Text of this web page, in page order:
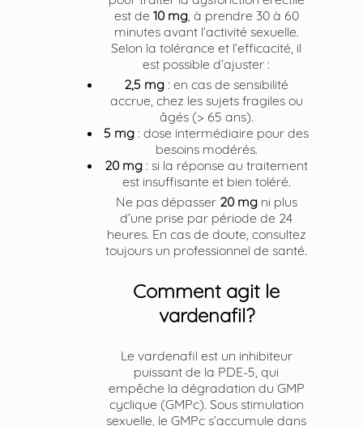
est de 10 mg, à prendre 30 à 60
minutes avant l’activité sexuelle.
Selon la tolérance et l’efficacité, il
est possible d’ajuster :
2,5 mg : en cas de sensibilité
accrue, chez les sujets fragiles ou
âgés (> 65 ans).
5 mg : dose intermédiaire pour des
besoins modérés.
20 mg : si la réponse au traitement
est insuffisante et bien toléré.
Ne pas dépasser 20 mgni plus
d’une prise par période de 24
heures. En cas de doute, consultez
toujours un professionnel de santé.
Comment agit le
vardenafil?
Le vardenafil est un inhibiteur
puissant de la PDE-5, qui
empêche la dégradation du GMP
cyclique (GMPc). Sous stimulation
sexuelle, le GMPc s’accumule dans